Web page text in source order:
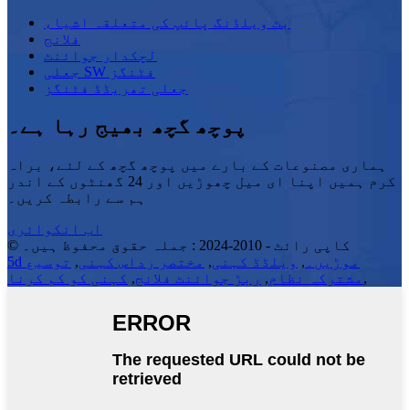
بٹ ویلڈنگ پائپ کی متعلقہ اشیاء
فلانج
لچکدار جوائنٹ
جعلی SW فٹنگز
جعلی تھریڈڈ فٹنگز
پوچھ گچھ بھیج رہا ہے۔
ہماری مصنوعات کے بارے میں پوچھ گچھ کے لئے، براہ
کرم ہمیں اپنا ای میل چھوڑیں اور 24 گھنٹوں کے اندر
ہم سے رابطہ کریں۔
اب انکوائری
© کاپی رائٹ - 2010-2024 : جملہ حقوق محفوظ ہیں۔
5d موڑیں۔ , ویلڈڈ کہنی, مختصر رداس کہنی, توسیع
مشترکہ نظام, ربڑ جوائنٹ فلانج, کہنی کو کم کرنا ,